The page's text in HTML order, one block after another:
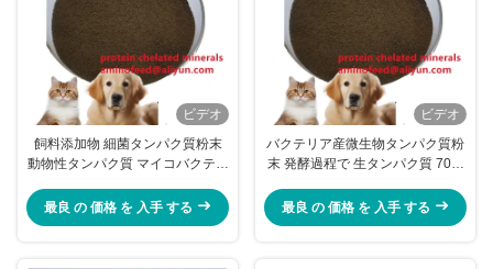
ビデオ
飼料添加物 細菌タンパク質粉末
動物性タンパク質 マイコバクテリ
最良 の 価格 を 入手 する
ビデオ
バクテリア産微生物タンパク質粉
末 発酵過程で 生タンパク質 70%
最良 の 価格 を 入手 する